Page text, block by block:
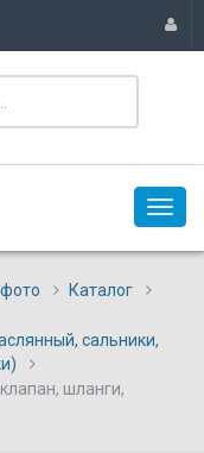
фото
Каталог
сальники,
шланги,